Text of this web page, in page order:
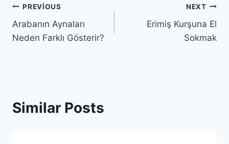
Yazı
gezinmesi
PREVIOUS
Arabanın Aynaları
Neden Farklı Gösterir?
NEXT
Erimiş Kurşuna El
Sokmak
Similar Posts